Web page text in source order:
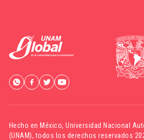
Hecho en México,Universidad Nacional
(UNAM), todos los derechos reservados